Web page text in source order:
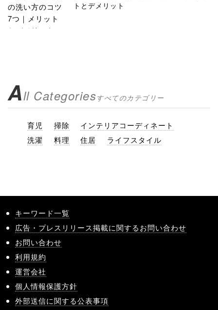
トとデメリット
All Categoriesすべてのカテゴリー
育児 掃除
インテリアコーディネート
洗濯
料理 住居 ライフスタイル
キーワード一覧
広告・プレスリリース掲載に関するお問い合わせ
お問い合わせ
利用規約
運営会社
個人情報保護方針
外部送信に関する公表事項